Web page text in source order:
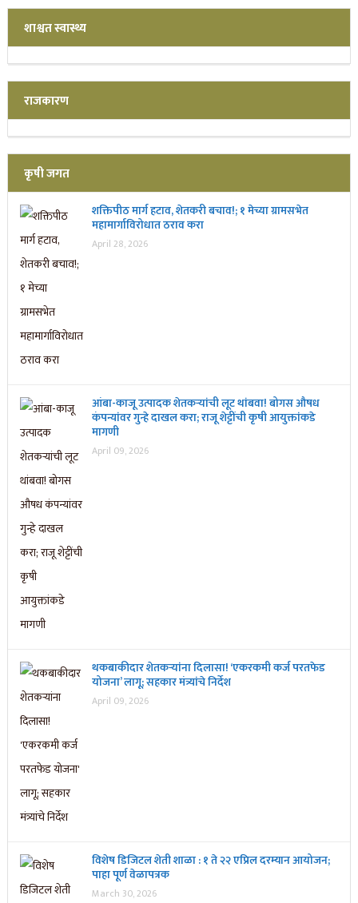
शाश्वत स्वास्थ्य
राजकारण
कृषी जगत
शक्तिपीठ मार्ग हटाव, शेतकरी बचाव!; १ मेच्या ग्रामसभेत
महामार्गाविरोधात ठराव करा
April 28, 2026
आंबा-काजू उत्पादक शेतकऱ्यांची लूट थांबवा! बोगस औषध
कंपन्यांवर गुन्हे दाखल करा; राजू शेट्टींची कृषी आयुक्तांकडे
मागणी
April 09, 2026
थकबाकीदार शेतकऱ्यांना दिलासा! ‘एकरकमी कर्ज परतफेड
योजना’ लागू; सहकार मंत्र्यांचे निर्देश
April 09, 2026
विशेष डिजिटल शेती शाळा : १ ते २२ एप्रिल दरम्यान आयोजन;
पाहा पूर्ण वेळापत्रक
March 30, 2026